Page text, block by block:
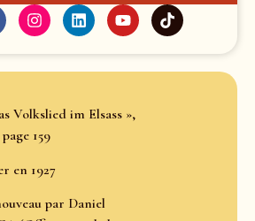
Volkslied im Elsass »,
159
en 1927
par Daniel